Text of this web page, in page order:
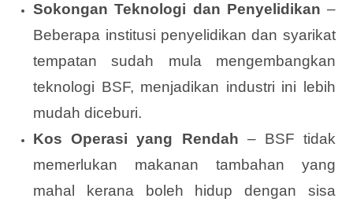
Sokongan Teknologi dan Penyelidikan –
Beberapa institusi penyelidikan dan syarikat
tempatan sudah mula mengembangkan
teknologi BSF, menjadikan industri ini lebih
mudah diceburi.
Kos Operasi yang Rendah – BSF tidak
memerlukan makanan tambahan yang
mahal kerana boleh hidup dengan sisa